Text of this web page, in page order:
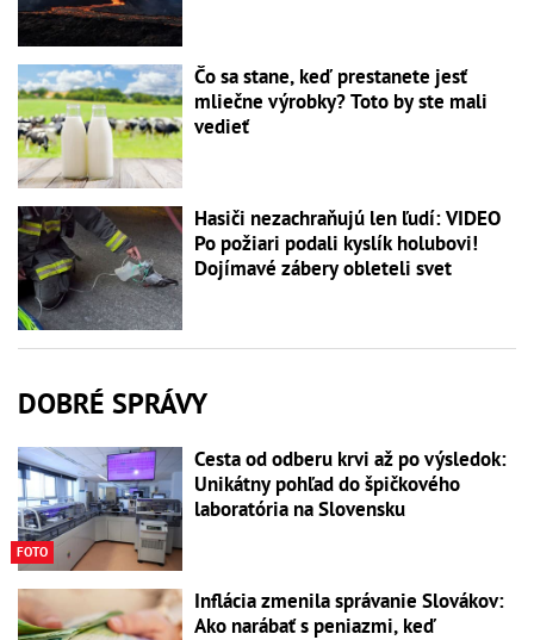
Čo sa stane, keď prestanete jesť
mliečne výrobky? Toto by ste mali
vedieť
Hasiči nezachraňujú len ľudí: VIDEO
Po požiari podali kyslík holubovi!
Dojímavé zábery obleteli svet
DOBRÉ SPRÁVY
FOTO
Cesta od odberu krvi až po výsledok:
Unikátny pohľad do špičkového
laboratória na Slovensku
Inflácia zmenila správanie Slovákov:
Ako narábať s peniazmi, keď